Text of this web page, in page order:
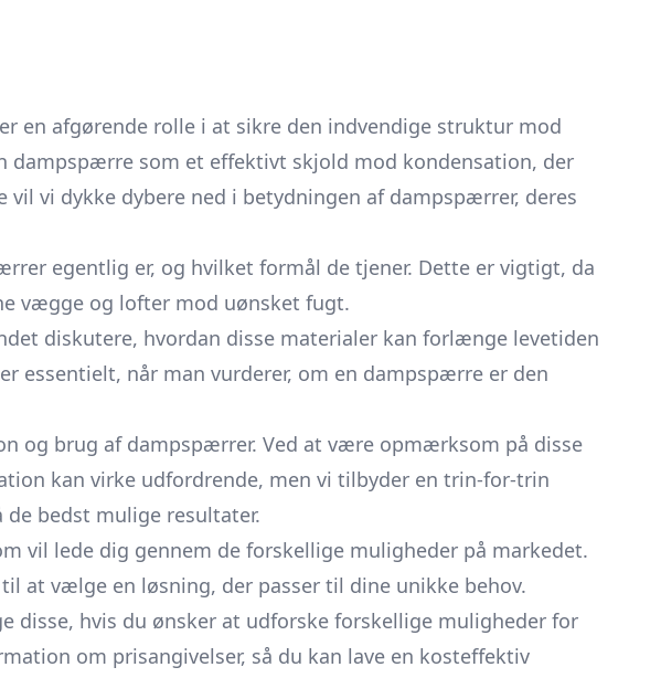
en afgørende rolle i at sikre den indvendige struktur mod
dampspærre som et effektivt skjold mod kondensation, der
vi dykke dybere ned i betydningen af dampspærrer, deres
egentlig er, og hvilket formål de tjener. Dette er vigtigt, da
vægge og lofter mod uønsket fugt.
diskutere, hvordan disse materialer kan forlænge levetiden
essentielt, når man vurderer, om en dampspærre er den
og brug af dampspærrer. Ved at være opmærksom på disse
kan virke udfordrende, men vi tilbyder en trin-for-trin
bedst mulige resultater.
vil lede dig gennem de forskellige muligheder på markedet.
at vælge en løsning, der passer til dine unikke behov.
disse, hvis du ønsker at udforske forskellige muligheder for
om prisangivelser, så du kan lave en kosteffektiv